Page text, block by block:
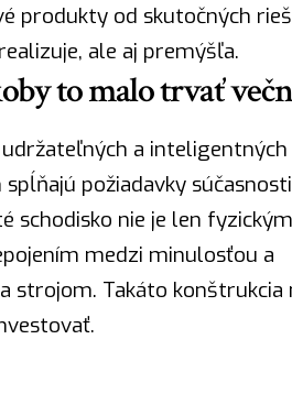
produkty od skutočných
ale aj premýšľa.
to malo trvať
a inteligentných
požiadavky
schodisko nie je len fyzickým
medzi minulosťou a
strojom. Takáto konštrukcia